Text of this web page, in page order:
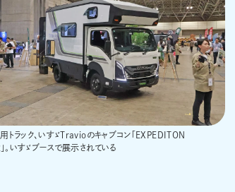
トラック、いすゞTravioのキャブコン「EXPEDITON
。いすゞブースで展示されている